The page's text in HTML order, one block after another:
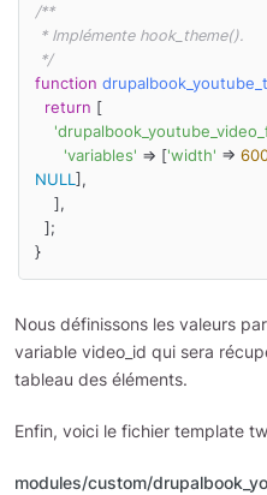
/**
*/
function
return [
'variables' => ['width' =>
NULL ],
}
Nous définissons les valeurs
variable video_id qui sera
tableau des éléments.
Enfin, voici le fichier template
modules/custom/